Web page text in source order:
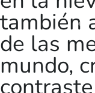
también
de las
mundo,